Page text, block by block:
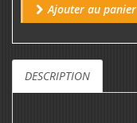
Ajouter au panier
DESCRIPTION